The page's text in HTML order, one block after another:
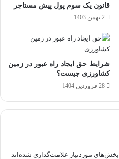
قانون یک سوم پول پیش مستاجر
2 بهمن 1403
شرایط حق ایجاد راه عبور در زمین
کشاورزی چیست؟
28 فروردین 1404
بخش‌های موردنیاز علامت‌گذاری شده‌اند